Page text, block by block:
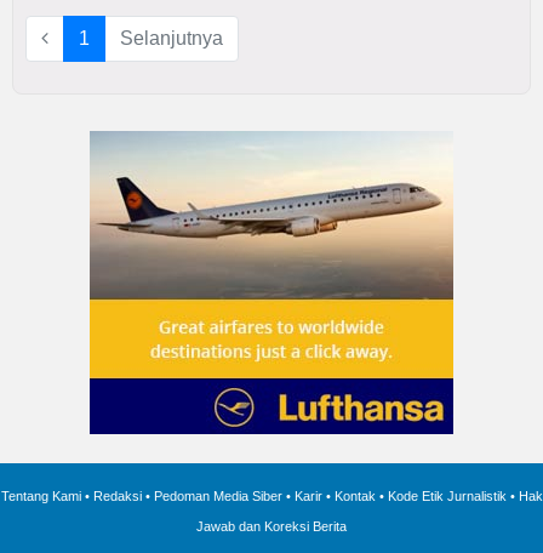
IN
DEPTH
INFOGRAFIS
ADVERTORIAL
1 Selanjutnya
Tentang Kami• Redaksi• Pedoman Media Siber• Karir• Kontak • Kode Etik Jurnalistik • Hak
Jawab dan Koreksi Berita